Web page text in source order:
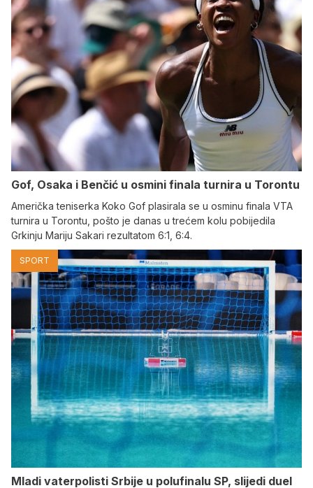
Gof, Osaka i Benčić u osmini finala turnira u Torontu
Američka teniserka Koko Gof plasirala se u osminu finala VTA
turnira u Torontu, pošto je danas u trećem kolu pobijedila
Grkinju Mariju Sakari rezultatom 6:1, 6:4.
SPORT
Mladi vaterpolisti Srbije u polufinalu SP, slijedi duel